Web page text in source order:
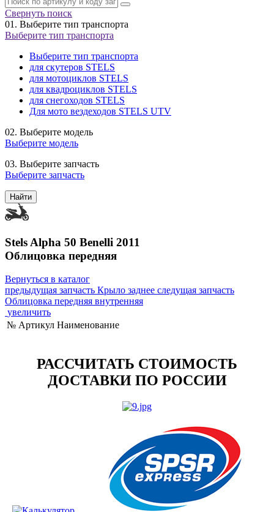
Свернуть поиск
01. Выберите тип транспорта
Выберите тип транспорта
Выберите тип транспорта
для скутеров STELS
для мотоциклов STELS
для квадроциклов STELS
для снегоходов STELS
Для мото вездеходов STELS UTV
02. Выберите модель
Выберите модель
03. Выберите запчасть
Выберите запчасть
Найти
Stels Alpha 50 Benelli 2011
Облицовка передняя
Вернуться в каталог
предыдущая запчасть Крыло заднее следущая запчасть
Облицовка передняя внутренняя
увеличить
№ Артикул Наименование
РАССЧИТАТЬ СТОИМОСТЬ
ДОСТАВКИ ПО РОССИИ